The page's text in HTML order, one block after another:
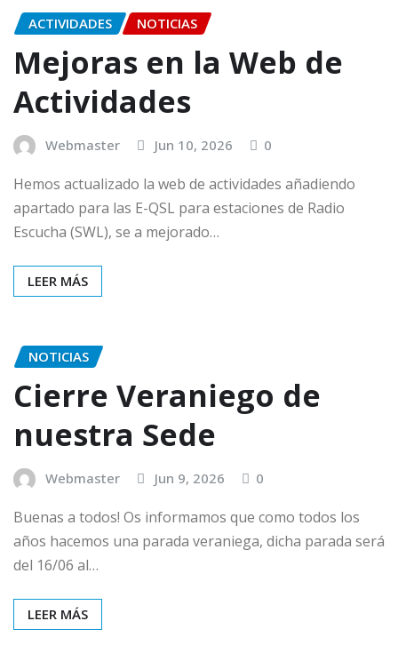
ACTIVIDADES NOTICIAS
Mejoras en la Web de
Actividades
Webmaster Jun 10, 2026 0
Hemos actualizado la web de actividades añadiendo
apartado para las E-QSL para estaciones de Radio
Escucha (SWL), se a mejorado…
LEER MÁS
NOTICIAS
Cierre Veraniego de
nuestra Sede
Webmaster Jun 9, 2026 0
Buenas a todos! Os informamos que como todos los
años hacemos una parada veraniega, dicha parada será
del 16/06 al…
LEER MÁS